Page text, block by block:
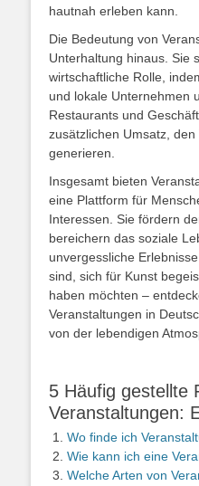
hautnah erleben kann.
Die Bedeutung von
Unterhaltung hinaus. Sie
wirtschaftliche Rolle,
und lokale Unternehmen
Restaurants und
zusätzlichen Umsatz, den
generieren.
Insgesamt bieten
eine Plattform für
Interessen. Sie fördern
bereichern das soziale
unvergessliche
sind, sich für Kunst
haben möchten –
Veranstaltungen in
von der lebendigen
5 Häufig gestellte
Veranstaltungen:
Wo finde ich
Wie kann ich eine
Welche Arten von